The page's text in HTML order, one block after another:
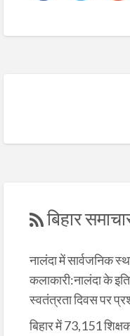
बिहार
नालंदा में सार्वजनिक
कलाकारी:नालंदा के
स्वतंत्रता दिवस पर
बिहार में 73,151